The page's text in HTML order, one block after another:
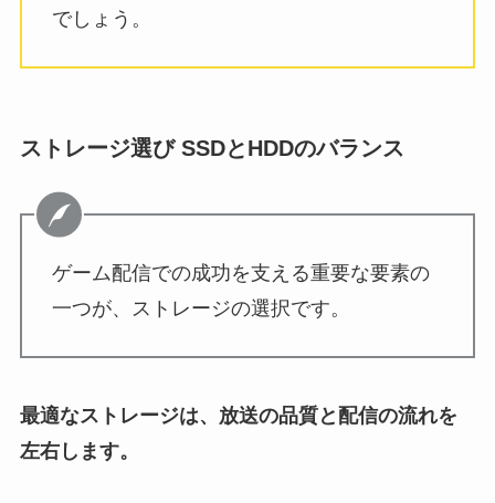
でしょう。
ストレージ選び SSDとHDDのバランス
ゲーム配信での成功を支える重要な要素の
一つが、ストレージの選択です。
最適なストレージは、放送の品質と配信の流れを
左右します。